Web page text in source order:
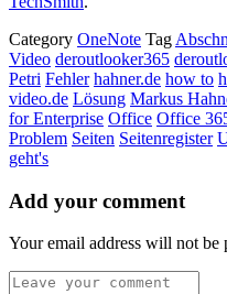
Category OneNote Tag
Video deroutlooker365
Petri Fehler hahner.de how to
video.de Lösung Markus
for Enterprise Office Office
Problem Seiten Seitenregister
geht's
Add your comment
Your email address will not be